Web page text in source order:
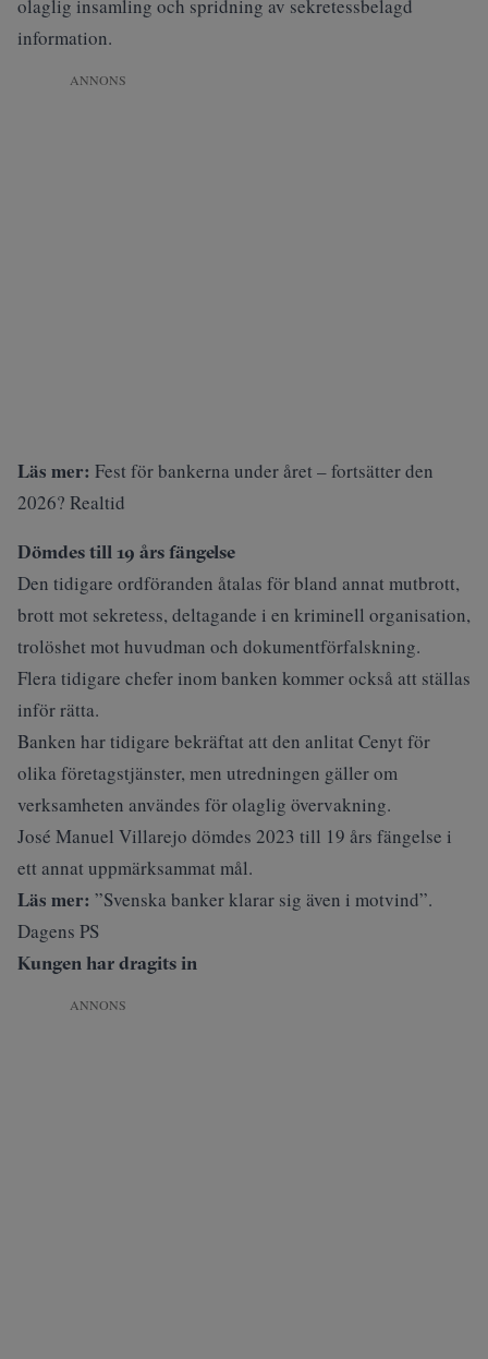
olaglig insamling och spridning av sekretessbelagd
information.
ANNONS
Läs mer: Fest för bankerna under året – fortsätter den
2026? Realtid
Dömdes till 19 års fängelse
Den tidigare ordföranden åtalas för bland annat mutbrott,
brott mot sekretess, deltagande i en kriminell organisation,
trolöshet mot huvudman och dokumentförfalskning.
Flera tidigare chefer inom banken kommer också att ställas
inför rätta.
Banken har tidigare bekräftat att den anlitat Cenyt för
olika företagstjänster, men utredningen gäller om
verksamheten användes för olaglig övervakning.
José Manuel Villarejo dömdes 2023 till 19 års fängelse i
ett annat uppmärksammat mål.
Läs mer: ”Svenska banker klarar sig även i motvind”.
Dagens PS
Kungen har dragits in
ANNONS